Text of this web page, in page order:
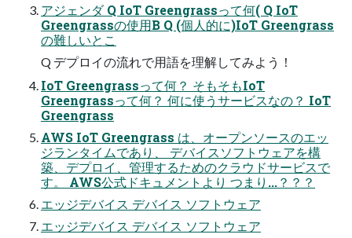
アジェンダ Q IoT Greengrassって何( Q IoT
Greengrassの使用B Q (個人的に)IoT Greengrass
の難しいとこ
Q デプロイの流れで用語を理解してみよう！
⁨⁩IoT Greengrassって何？ そもそもIoT
Greengrassって何？ 何に使うサービスなの？ IoT
Greengrass
AWS IoT Greengrass は、オープンソースのエッ
ジランタイムであり、 デバイスソフトウェアを構
築、デプロイ、管理するためのクラウドサービスで
す。 AWS公式ドキュメントより つまり...？？？
エッジデバイス デバイス ソフトウェア
エッジデバイス デバイス ソフトウェア